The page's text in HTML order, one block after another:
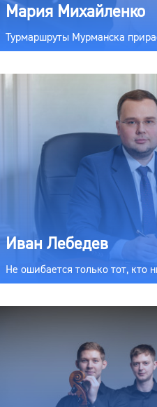
Мария Михайленко
Турмаршруты Мурманска
Иван Лебедев
Не ошибается только тот, кто